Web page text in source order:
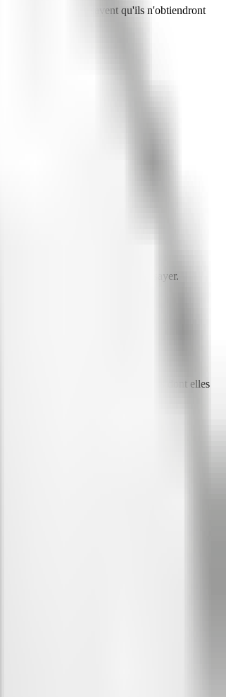
plus parce qu'ils savent qu'ils n'obtiendront
de temps ?
vite :
ce n'est pas la peine d'essayer.
personnes l'accès aux informations dont elles
clarté et contexte.
et de le ré-entraîner.
et incite les gens à revenir.